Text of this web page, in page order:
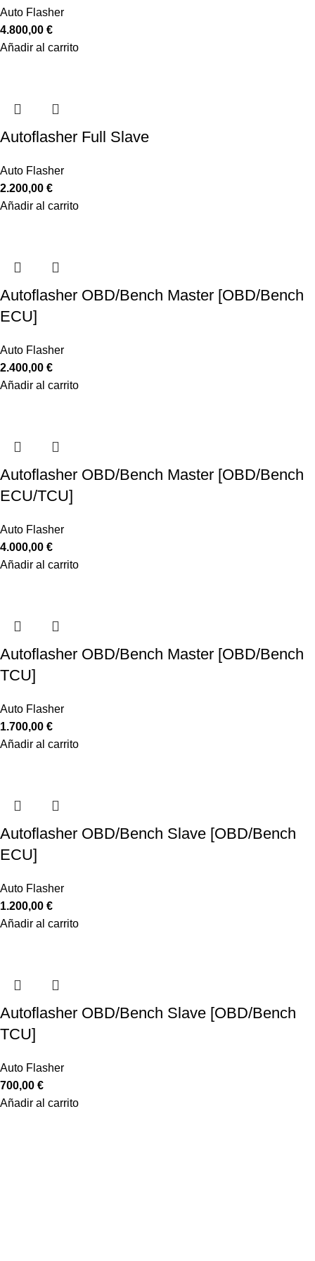
Auto Flasher
4.800,00 €
Añadir al carrito
Autoflasher Full Slave
Auto Flasher
2.200,00 €
Añadir al carrito
Autoflasher OBD/Bench Master [OBD/Bench
ECU]
Auto Flasher
2.400,00 €
Añadir al carrito
Autoflasher OBD/Bench Master [OBD/Bench
ECU/TCU]
Auto Flasher
4.000,00 €
Añadir al carrito
Autoflasher OBD/Bench Master [OBD/Bench
TCU]
Auto Flasher
1.700,00 €
Añadir al carrito
Autoflasher OBD/Bench Slave [OBD/Bench
ECU]
Auto Flasher
1.200,00 €
Añadir al carrito
Autoflasher OBD/Bench Slave [OBD/Bench
TCU]
Auto Flasher
700,00 €
Añadir al carrito